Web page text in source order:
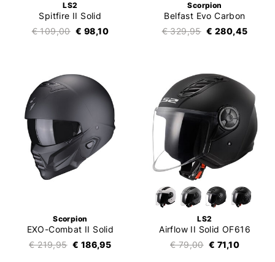
LS2
Spitfire II Solid
€ 109,00 € 98,10
Scorpion
Belfast Evo Carbon
€ 329,95 € 280,45
Scorpion
EXO-Combat II Solid
€ 219,95 € 186,95
LS2
Airflow II Solid OF616
€ 79,00 € 71,10